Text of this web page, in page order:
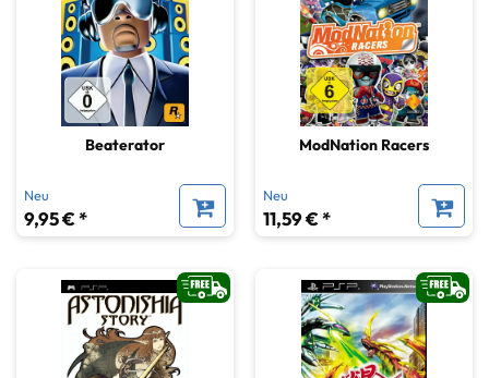
Beaterator
Neu
9,95 € *
ModNation Racers
Neu
11,59 € *